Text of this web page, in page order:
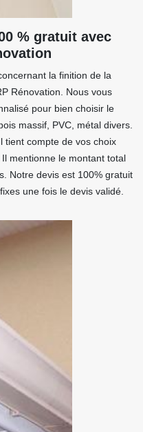
% gratuit avec
la finition de la
Rénovation. Nous vous
pour bien choisir le
massif, PVC, métal divers.
tient compte de vos choix
mentionne le montant total
Notre devis est 100% gratuit
une fois le devis validé.